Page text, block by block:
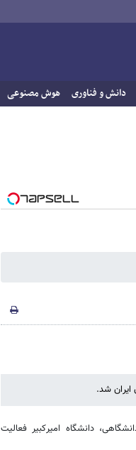
دانش و فناوری هوش مصنوعی
ایران شد.
دانشگاه امیرکبیر فعالیت‌